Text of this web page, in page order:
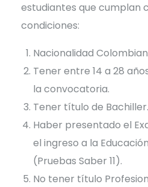
estudiantes que cumplan
condiciones:
Nacionalidad
Tener entre 14 a 28
la convocatoria.
Tener título de Bachiller.
Haber presentado el
el ingreso a la
(Pruebas Saber 11).
No tener título